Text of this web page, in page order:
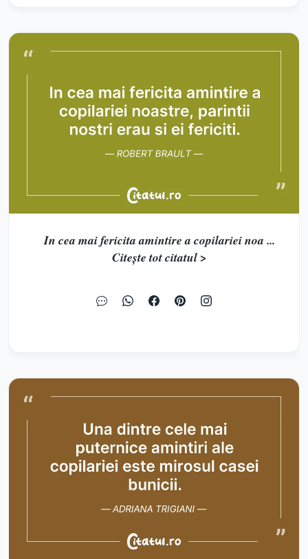
In cea mai fericita amintire a copilariei noa ...
Citește tot citatul >